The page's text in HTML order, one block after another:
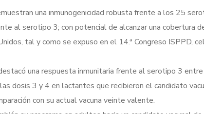
una inmunogenicidad robusta frente a los 25
al serotipo 3; con potencial de alcanzar una cobertura
tal y como se expuso en el 14.ª Congreso ISPPD,
una respuesta inmunitaria frente al serotipo 3
dosis 3 y 4 en lactantes que recibieron el candidato
con su actual vacuna veinte valente.